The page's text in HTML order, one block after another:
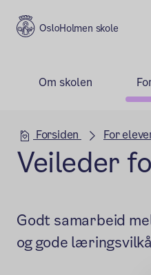
Holmen skole
Om skolen
Forsiden For
Veileder
Godt samarbeid
og gode